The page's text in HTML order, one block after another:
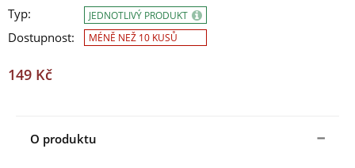
Typ:
Dostupnost:
JEDNOTLIVÝ PRODUKT
MÉNĚ NEŽ 10 KUSŮ
149 Kč
O produktu